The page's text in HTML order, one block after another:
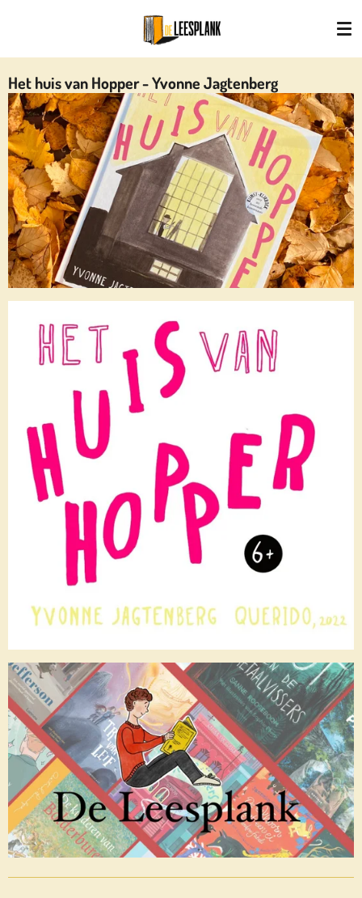
naar
de
hoofdinhoud
Het huis van Hopper - Yvonne Jagtenberg